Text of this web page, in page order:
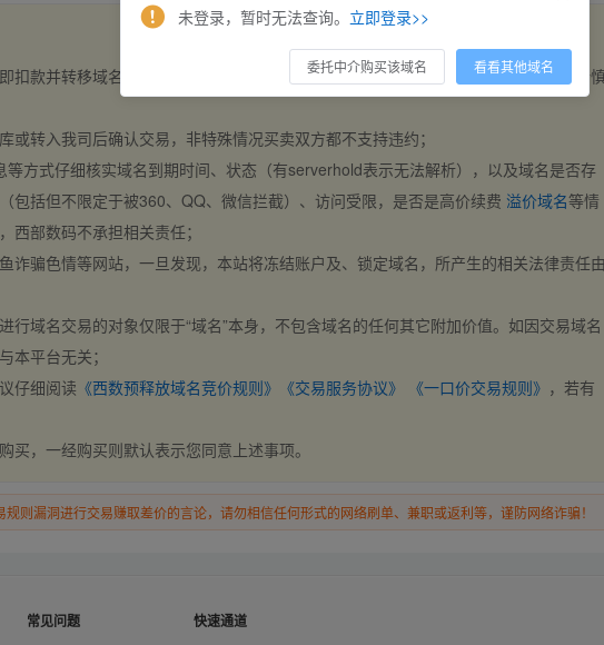
扣款并转移域名，交易自动完成。买卖双方都不支持违约，一旦出价不支持撤销，请
或转入我司后确认交易，非特殊情况买卖双方都不支持违约；
方式仔细核实域名到期时间、状态（有serverhold表示无法解析），以及域名是否存
包括但不限定于被360、QQ、微信拦截）、访问受限，是否是高价续费 溢价域名等情
西部数码不承担相关责任；
诈骗色情等网站，一旦发现，本站将冻结账户及、锁定域名，所产生的相关法律责任
行域名交易的对象仅限于“域名”本身，不包含域名的任何其它附加价值。如因交易域名
本平台无关；
仔细阅读 《西数预释放域名竞价规则》 《交易服务协议》 《一口价交易规则》 ，若有
买，一经购买则默认表示您同意上述事项。
则漏洞进行交易赚取差价的言论，请勿相信任何形式的网络刷单、兼职或返利等，谨防网络诈骗！
常见问题 快速通道
未登录，暂时无法查询。 立即登录>>
委托中介购买该域名 看看其他域名